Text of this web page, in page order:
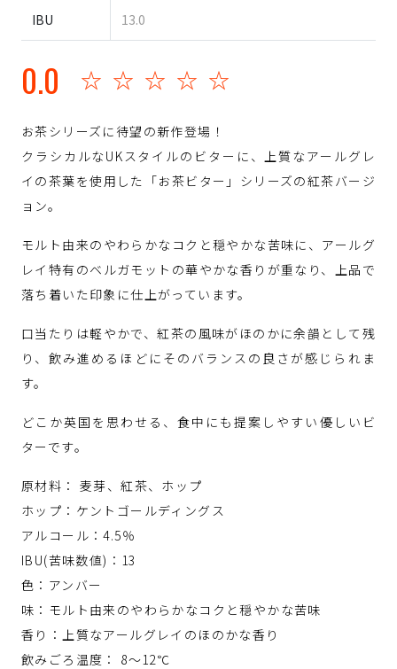
IBU 13.0
0.0 ☆☆☆☆☆
お茶シリーズに待望の新作登場！
クラシカルなUKスタイルのビターに、上質なアールグレ
イの茶葉を使用した「お茶ビター」シリーズの紅茶バージ
ョン。
モルト由来のやわらかなコクと穏やかな苦味に、アールグ
レイ特有のベルガモットの華やかな香りが重なり、上品で
落ち着いた印象に仕上がっています。
口当たりは軽やかで、紅茶の風味がほのかに余韻として残
り、飲み進めるほどにそのバランスの良さが感じられま
す。
どこか英国を思わせる、食中にも提案しやすい優しいビ
ターです。
原材料： 麦芽、紅茶、ホップ
ホップ：ケントゴールディングス
アルコール：4.5％
IBU(苦味数値)：13
色：アンバー
味：モルト由来のやわらかなコクと穏やかな苦味
香り：上質なアールグレイのほのかな香り
飲みごろ温度： 8～12℃